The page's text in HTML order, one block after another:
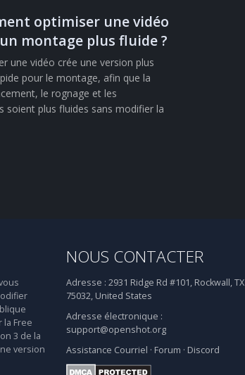
optimiser une vidéo
montage plus fluide ?
une vidéo crée une version plus
pour le montage, afin que la
le rognage et les
soient plus fluides sans modifier la
la Free
3 de la
version
NOUS CONTACTER
Adresse : 2931 Ridge Rd #101, Rockwall, TX
75032, United States
Adresse électronique :
support@openshot.org
Assistance Courriel · Forum · Discord